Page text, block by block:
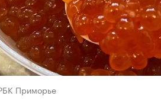
Приморье